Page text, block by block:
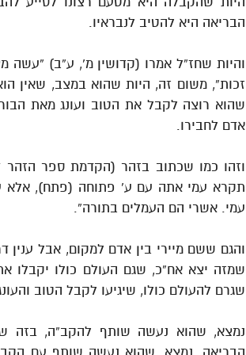
הבריאה היא להטיב לנבראיו.
והיות שחז”ל אמרו (קדושין מ’, ע”ב)
זכות”, משום זה, היות שהוא במצב, שאין
שהוא רוצה לקבל את הטוב ועונג מאת
אדם לחבירו.
וזהו כמו שכתוב בזהר (הקדמת ספר הזהר
תקרא עמי אתה עם ע’ פתוחה (פתח), אלא
עמי. אשרי הם העמלים בתורה”.
והגם ששם מיירי בין אדם למקום, אבל
שמזה יצא אח”כ, שגם העולם כולו יקבלו
שגרם להעולם כולו, שיגיעו לקבל הטוב
נמצא, שהוא נעשה שותף להקב”ה, בזה